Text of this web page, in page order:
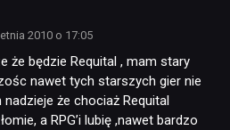
2010 o 17:05
że będzie Requital , mam stary
nawet tych starszych gier nie
że chociaż Requital
a RPG’i lubię ,nawet bardzo